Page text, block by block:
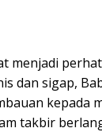
menjadi
dan sigap,
kepada
takbir